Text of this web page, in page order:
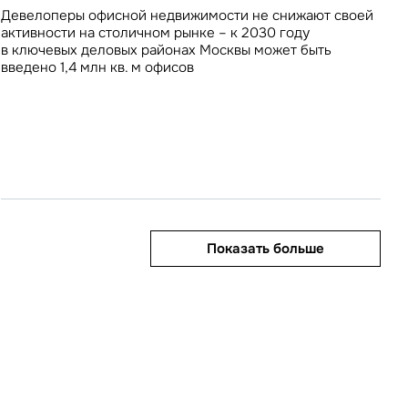
Девелоперы офисной недвижимости не снижают своей
активности на столичном рынке – к 2030 году
в ключевых деловых районах Москвы может быть
введено 1,4 млн кв. м офисов
Показать больше
расположены в регионах
на OZON и Wildberries составляет 5% и 9%
соответственно
к году, тогда как доля регионов, напротив,
приблизилась к максимальному за всю историю рынка
значению